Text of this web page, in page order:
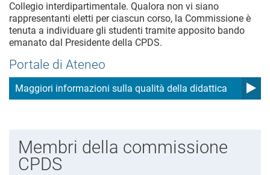
Collegio interdipartimentale. Qualora non vi siano
rappresentanti eletti per ciascun corso, la Commissione è
tenuta a individuare gli studenti tramite apposito bando
emanato dal Presidente della CPDS.
Portale di Ateneo
Maggiori informazioni sulla qualità della didattica
Membri della commissione
CPDS